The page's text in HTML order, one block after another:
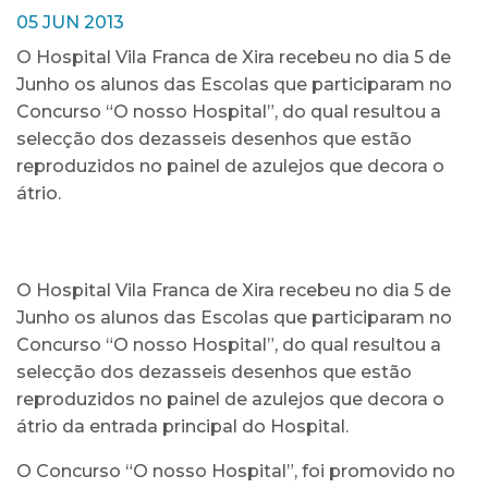
05 JUN 2013
O Hospital Vila Franca de Xira recebeu no dia 5 de
Junho os alunos das Escolas que participaram no
Concurso “O nosso Hospital”, do qual resultou a
selecção dos dezasseis desenhos que estão
reproduzidos no painel de azulejos que decora o
átrio.
O Hospital Vila Franca de Xira recebeu no dia 5 de
Junho os alunos das Escolas que participaram no
Concurso “O nosso Hospital”, do qual resultou a
selecção dos dezasseis desenhos que estão
reproduzidos no painel de azulejos que decora o
átrio da entrada principal do Hospital.
O Concurso “O nosso Hospital”, foi promovido no